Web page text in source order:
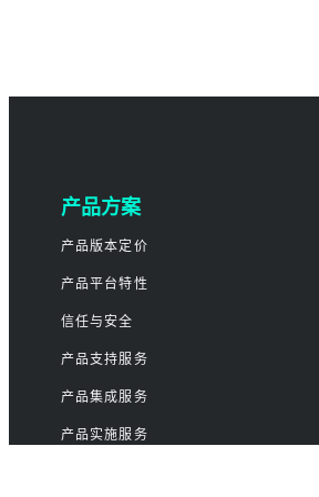
产品方案
产品版本定价
产品平台特性
信任与安全
产品支持服务
产品集成服务
产品实施服务